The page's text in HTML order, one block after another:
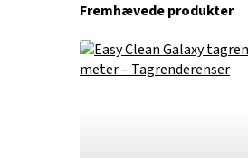
Fremhævede produkter